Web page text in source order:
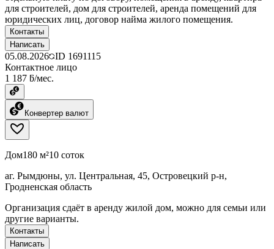
для строителей, дом для строителей, аренда помещений для
юридических лиц, договор найма жилого помещения.
Контакты
Написать
05.08.2026 ID 1691115
Контактное лицо
1 187 ƃ/мес.
Конвертер валют
Дом180 м²10 соток
аг. Рымдюны, ул. Центральная, 45, Островецкий р-н,
Гродненская область
Организация сдаёт в аренду жилой дом, можно для семьи или
другие варианты.
Контакты
Написать